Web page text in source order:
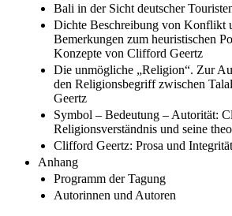
Bali in der Sicht deutscher
Dichte Beschreibung von Konflikt
Bemerkungen zum heuristischen
Konzepte von Clifford Geertz
Die unmögliche „Religion“. Zur
den Religionsbegriff zwischen
Geertz
Symbol – Bedeutung – Autorität:
Religionsverständnis und seine
Clifford Geertz: Prosa und Integrität
Anhang
Programm der Tagung
Autorinnen und Autoren